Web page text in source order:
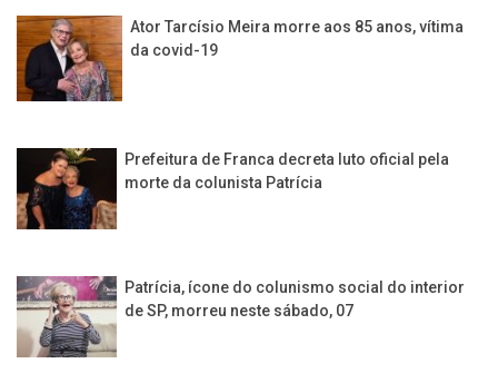
Ator Tarcísio Meira morre aos 85 anos, vítima
da covid-19
Prefeitura de Franca decreta luto oficial pela
morte da colunista Patrícia
Patrícia, ícone do colunismo social do interior
de SP, morreu neste sábado, 07